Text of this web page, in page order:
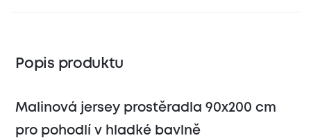
Popis produktu
Malinová jersey prostěradla 90x200 cm
pro pohodlí v hladké bavlně